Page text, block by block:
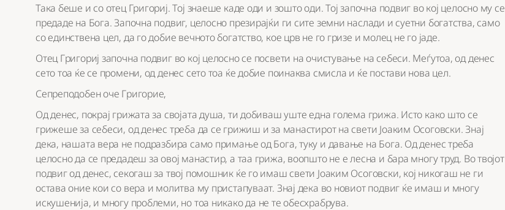
Така беше и со отец Григориј. Тој знаеше каде оди и зошто оди. Тој започна подвиг во кој целосно му се
предаде на Бога. Започна подвиг, целосно презирајќи ги сите земни наслади и суетни богатства, само
со единствена цел, да го добие вечното богатство, кое црв не го гризе и молец не го јаде.
Отец Григориј започна подвиг во кој целосно се посвети на очистување на себеси. Меѓутоа, од денес
сето тоа ќе се промени, од денес сето тоа ќе добие поинаква смисла и ќе постави нова цел.
Сепреподобен оче Григорие,
Од денес, покрај грижата за својата душа, ти добиваш уште една голема грижа. Исто како што се
грижеше за себеси, од денес треба да се грижиш и за манастирот на свети Јоаким Осоговски. Знај
дека, нашата вера не подразбира само примање од Бога, туку и давање на Бога. Од денес треба
целосно да се предадеш за овој манастир, а таа грижа, воопшто не е лесна и бара многу труд. Во твојот
подвиг од денес, секогаш за твој помошник ќе го имаш свети Јоаким Осоговски, кој никогаш не ги
остава оние кои со вера и молитва му пристапуваат. Знај дека во новиот подвиг ќе имаш и многу
искушенија, и многу проблеми, но тоа никако да не те обесхрабрува.